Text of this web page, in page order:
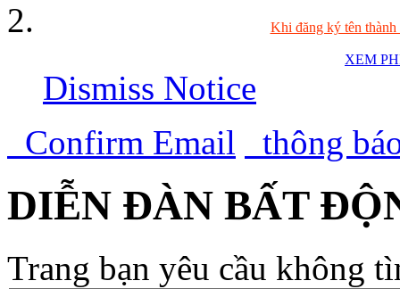
Khi đăng ký tên
XEM
Dismiss Notice
Confirm Email
thông
DIỄN ĐÀN BẤT
Trang bạn yêu cầu không